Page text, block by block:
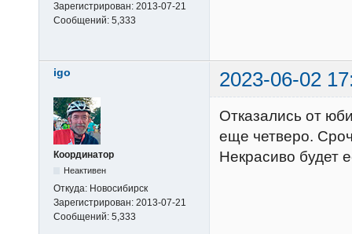
Зарегистрирован: 2013-07-21
Сообщений: 5,333
igo 2023-06-02
Координатор
Неактивен
Откуда: Новосибирск
Зарегистрирован: 2013-07-21
Сообщений: 5,333
Отказались от
еще четверо.
Некрасиво будет